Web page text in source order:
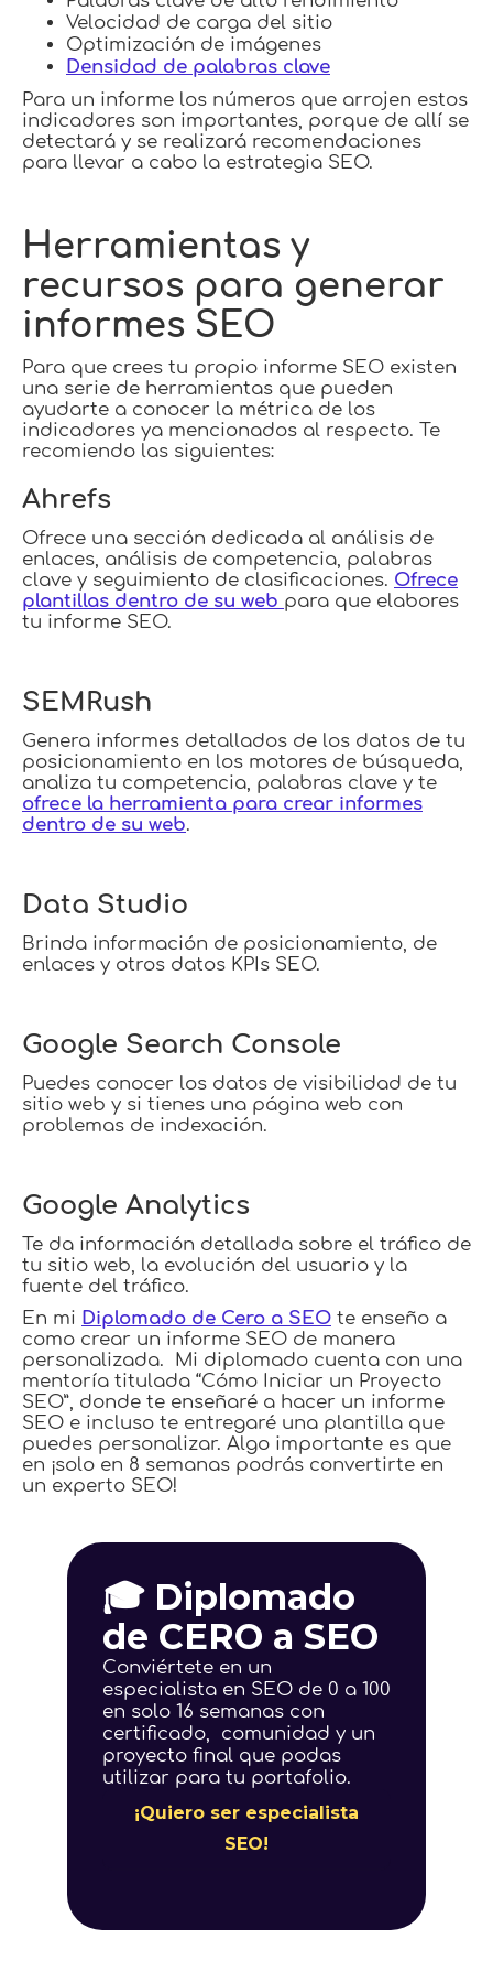
Velocidad de carga del sitio
Optimización de imágenes
Densidad de palabras clave
Para un informe los números que arrojen estos
indicadores son importantes, porque de allí se
detectará y se realizará recomendaciones
para llevar a cabo la estrategia SEO.
Herramientas y
recursos para generar
informes SEO
Para que crees tu propio informe SEO existen
una serie de herramientas que pueden
ayudarte a conocer la métrica de los
indicadores ya mencionados al respecto. Te
recomiendo las siguientes:
Ahrefs
Ofrece una sección dedicada al análisis de
enlaces, análisis de competencia, palabras
clave y seguimiento de clasificaciones. Ofrece
plantillas dentro de su web para que elabores
tu informe SEO.
SEMRush
Genera informes detallados de los datos de tu
posicionamiento en los motores de búsqueda,
analiza tu competencia, palabras clave y te
ofrece la herramienta para crear informes
dentro de su web.
Data Studio
Brinda información de posicionamiento, de
enlaces y otros datos KPIs SEO.
Google Search Console
Puedes conocer los datos de visibilidad de tu
sitio web y si tienes una página web con
problemas de indexación.
Google Analytics
Te da información detallada sobre el tráfico de
tu sitio web, la evolución del usuario y la
fuente del tráfico.
En mi Diplomado de Cero a SEO te enseño a
como crear un informe SEO de manera
personalizada. Mi diplomado cuenta con una
mentoría titulada “Cómo Iniciar un Proyecto
SEO”, donde te enseñaré a hacer un informe
SEO e incluso te entregaré una plantilla que
puedes personalizar. Algo importante es que
en ¡solo en 8 semanas podrás convertirte en
un experto SEO!
🎓 Diplomado
de CERO a SEO
Conviértete en un
especialista en SEO de 0 a 100
en solo 16 semanas con
certificado, comunidad y un
proyecto final que podas
utilizar para tu portafolio.
¡Quiero ser especialista
SEO!